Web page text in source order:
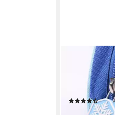
DISNEY
Elsa Tasche
Rucksack
(3)
14,95 € UVP